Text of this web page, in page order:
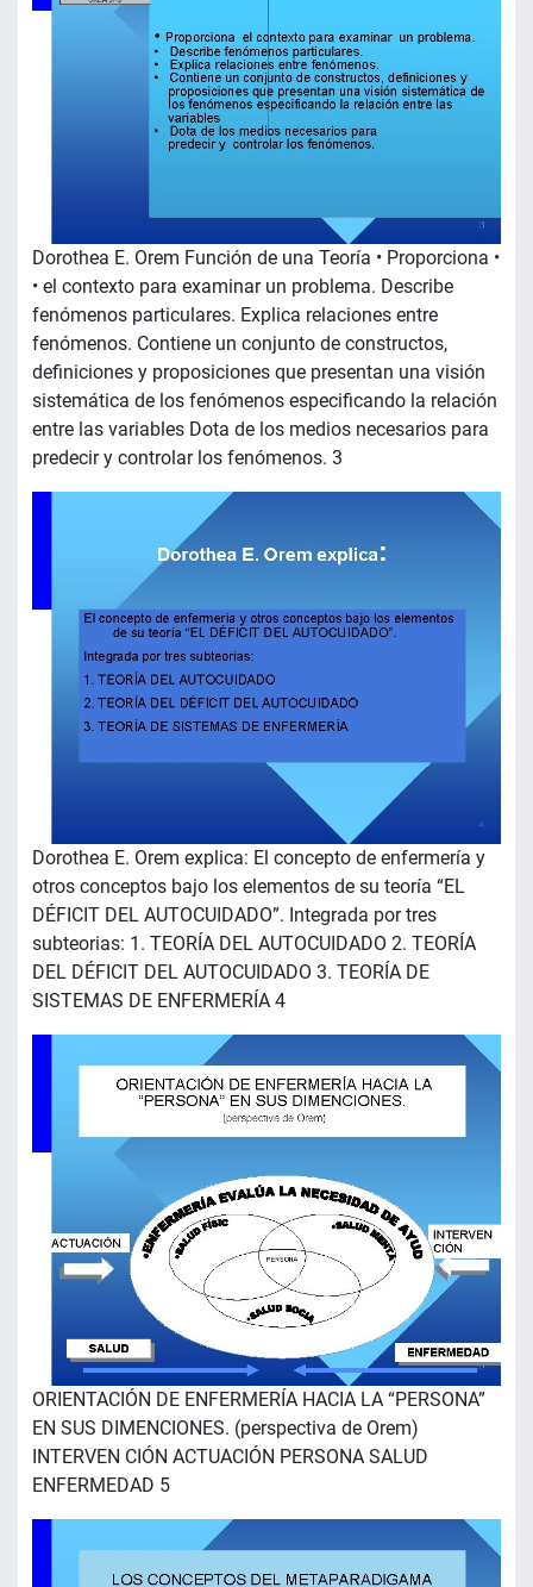
Dorothea E. Orem Función de una Teoría • Proporciona •
• el contexto para examinar un problema. Describe
fenómenos particulares. Explica relaciones entre
fenómenos. Contiene un conjunto de constructos,
definiciones y proposiciones que presentan una visión
sistemática de los fenómenos especificando la relación
entre las variables Dota de los medios necesarios para
predecir y controlar los fenómenos. 3
Dorothea E. Orem explica: El concepto de enfermería y
otros conceptos bajo los elementos de su teoría “EL
DÉFICIT DEL AUTOCUIDADO”. Integrada por tres
subteorias: 1. TEORÍA DEL AUTOCUIDADO 2. TEORÍA
DEL DÉFICIT DEL AUTOCUIDADO 3. TEORÍA DE
SISTEMAS DE ENFERMERÍA 4
ORIENTACIÓN DE ENFERMERÍA HACIA LA “PERSONA”
EN SUS DIMENCIONES. (perspectiva de Orem)
INTERVEN CIÓN ACTUACIÓN PERSONA SALUD
ENFERMEDAD 5